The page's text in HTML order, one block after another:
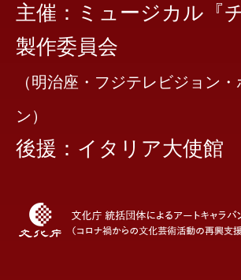
主催：ミュージカル『
製作委員会
（明治座・フジテレビジョン
ン）
後援：イタリア大使館